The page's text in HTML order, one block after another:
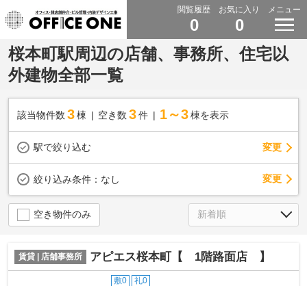
閲覧履歴
0
お気に入り
0
メニュー
桜本町駅周辺の店舗、事務所、住宅以
外建物全部一覧
該当物件数 3棟 空き数 3 件 1～3 棟を表示
駅で絞り込む 変更
絞り込み条件： なし 変更
空き物件のみ
賃貸 | 店舗事務所 アピエス桜本町【 1階路面店 】
敷0 礼0